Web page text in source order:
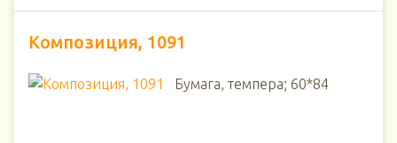
Композиция, 1091
Бумага, темпера; 60*84